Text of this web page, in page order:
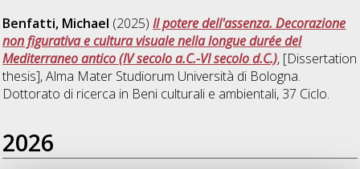
Benfatti, Michael (2025)Il potere dell'assenza. Decorazione
non figurativa e cultura visuale nella longue durée del
Mediterraneo antico (IV secolo a.C.-VI secolo d.C.), [Dissertation
thesis], Alma Mater Studiorum Università di Bologna.
Dottorato di ricerca in Beni culturali e ambientali, 37 Ciclo.
2026